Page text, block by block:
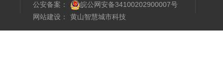
公安备案：
皖公网安备34100202900007号
网站建设 ： 黄山智慧城市科技